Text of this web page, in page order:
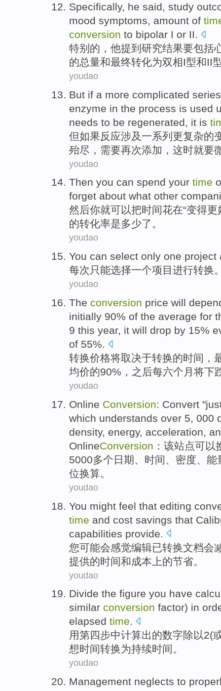
Specifically, he said, study
mood symptoms, amount of
conversion to bipolar I or II.
特别 的 ， 他提到 研究结果要包括
的总量和最终转化为双相I型和II
youdao
But if a more complicated series
enzyme in the process is used
needs to be regenerated , it is
但如果反应涉及 一系列 更复杂的
殆尽 ， 需要再次添加， 这时就要
youdao
Then you can spend your time
forget about what other
然后你就可以把时间花在“变得更
的转化率是多少了。
youdao
You can select only one project
每次 只能选择一个项目进行转换
youdao
The conversion price will
initially 90% of the average for
9 this year, it will drop by 15%
of 55%.
转换价格将取决于转换的时间 ，
均价的90%，之后每六个 月将下
youdao
Online Conversion: Convert
which understands over 5, 000
density, energy, acceleration,
OnlineConversion ： 该站点可以
5000多个 日期、 时间、 密度、 能
位换算。
youdao
You might feel that editing
time and cost savings that
capabilities provide
您可能会感觉编辑已转换文档会
提供的时间和成本 上的节省。
youdao
Divide the figure you have
similar conversion factor) in
elapsed time.
用第四步中计算出的数字除以2(
想时间转换为持续时间。
youdao
Management neglects to